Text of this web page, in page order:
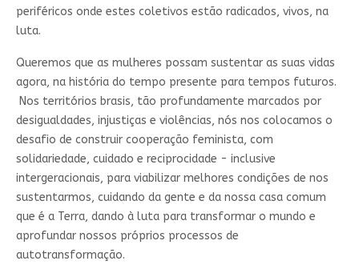
periféricos onde estes coletivos estão radicados, vivos, na
luta.
Queremos que as mulheres possam sustentar as suas vidas
agora, na história do tempo presente para tempos futuros.
Nos territórios brasis, tão profundamente marcados por
desigualdades, injustiças e violências, nós nos colocamos o
desafio de construir cooperação feminista, com
solidariedade, cuidado e reciprocidade - inclusive
intergeracionais, para viabilizar melhores condições de nos
sustentarmos, cuidando da gente e da nossa casa comum
que é a Terra, dando à luta para transformar o mundo e
aprofundar nossos próprios processos de
autotransformação.